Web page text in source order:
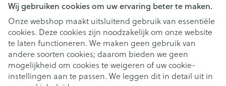
Wij gebruiken cookies om uw ervaring beter te maken.
Onze webshop maakt uitsluitend gebruik van essentiële
cookies. Deze cookies zijn noodzakelijk om onze website
te laten functioneren. We maken geen gebruik van
andere soorten cookies; daarom bieden we geen
mogelijkheid om cookies te weigeren of uw cookie-
instellingen aan te passen. We leggen dit in detail uit in
Juridische links